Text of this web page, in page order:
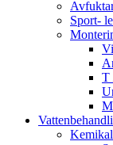
Sport-
T